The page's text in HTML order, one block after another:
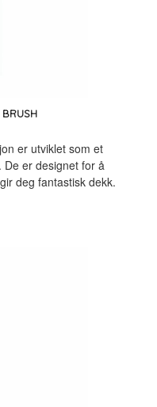
BRUSH
er utviklet som et
De er designet for å
deg fantastisk dekk.